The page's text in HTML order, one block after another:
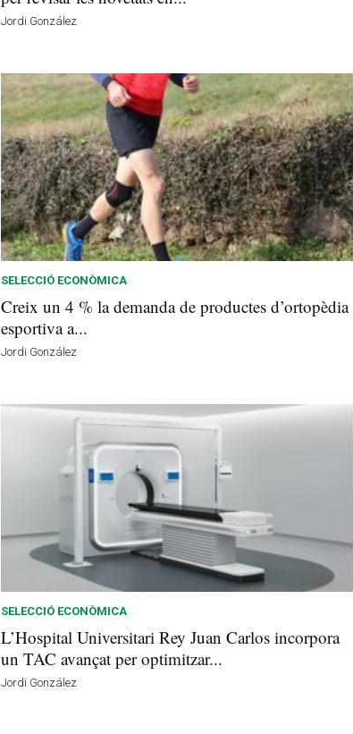
Jordi González
SELECCIÓ ECONÒMICA
Creix un 4 % la demanda de productes d’ortopèdia
esportiva a...
Jordi González
SELECCIÓ ECONÒMICA
L’Hospital Universitari Rey Juan Carlos incorpora
un TAC avançat per optimitzar...
Jordi González